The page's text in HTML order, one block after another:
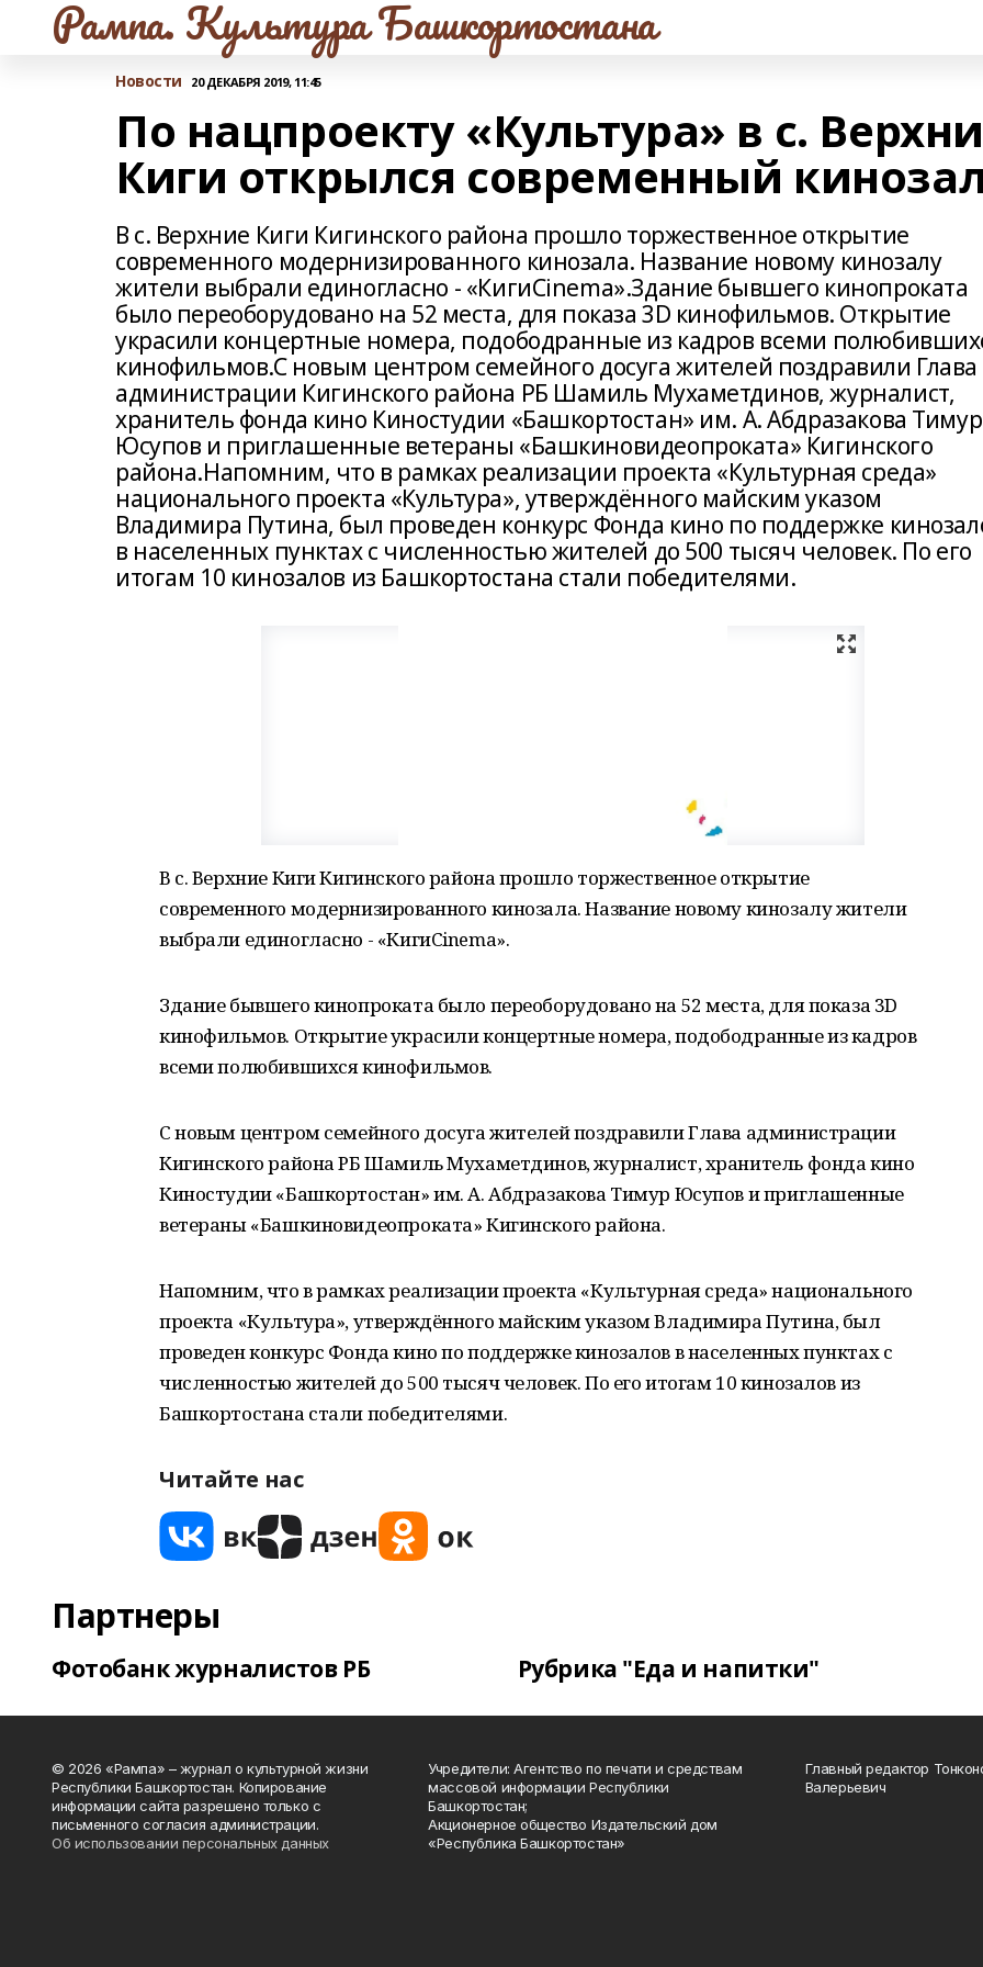
Рампа. Культура Башкортостана
Новости 20 ДЕКАБРЯ 2019, 11:45
По нацпроекту «Культура» в с.
Киги открылся современный
В с. Верхние Киги Кигинского района прошло торжественное открытие
современного модернизированного кинозала. Название новому кинозалу
жители выбрали единогласно - «КигиCinema».Здание бывшего кинопроката
было переоборудовано на 52 места, для показа 3D кинофильмов. Открытие
украсили концертные номера, подободранные из кадров всеми
кинофильмов.С новым центром семейного досуга жителей поздравили Глава
администрации Кигинского района РБ Шамиль Мухаметдинов, журналист,
хранитель фонда кино Киностудии «Башкортостан» им. А. Абдразакова Тимур
Юсупов и приглашенные ветераны «Башкиновидеопроката» Кигинского
района.Напомним, что в рамках реализации проекта «Культурная среда»
национального проекта «Культура», утверждённого майским указом
Владимира Путина, был проведен конкурс Фонда кино по поддержке
в населенных пунктах с численностью жителей до 500 тысяч человек. По его
итогам 10 кинозалов из Башкортостана стали победителями.
В с. Верхние Киги Кигинского района прошло торжественное открытие
современного модернизированного кинозала. Название новому кинозалу жители
выбрали единогласно - «КигиCinema».
Здание бывшего кинопроката было переоборудовано на 52 места, для показа 3D
кинофильмов. Открытие украсили концертные номера, подободранные из кадров
всеми полюбившихся кинофильмов.
С новым центром семейного досуга жителей поздравили Глава администрации
Кигинского района РБ Шамиль Мухаметдинов, журналист, хранитель фонда кино
Киностудии «Башкортостан» им. А. Абдразакова Тимур Юсупов и приглашенные
ветераны «Башкиновидеопроката» Кигинского района.
Напомним, что в рамках реализации проекта «Культурная среда» национального
проекта «Культура», утверждённого майским указом Владимира Путина, был
проведен конкурс Фонда кино по поддержке кинозалов в населенных пунктах с
численностью жителей до 500 тысяч человек. По его итогам 10 кинозалов из
Башкортостана стали победителями.
Читайте нас
Партнеры
Фотобанк журналистов РБ Рубрика "Еда и напитки"
© 2026 «Рампа» – журнал о культурной жизни
Республики Башкортостан. Копирование
информации сайта разрешено только с
письменного согласия администрации.
Об использовании персональных данных
Учредители: Агентство по печати и средствам
массовой информации Республики
Башкортостан;
Акционерное общество Издательский дом
«Республика Башкортостан»
Главный редактор
Валерьевич